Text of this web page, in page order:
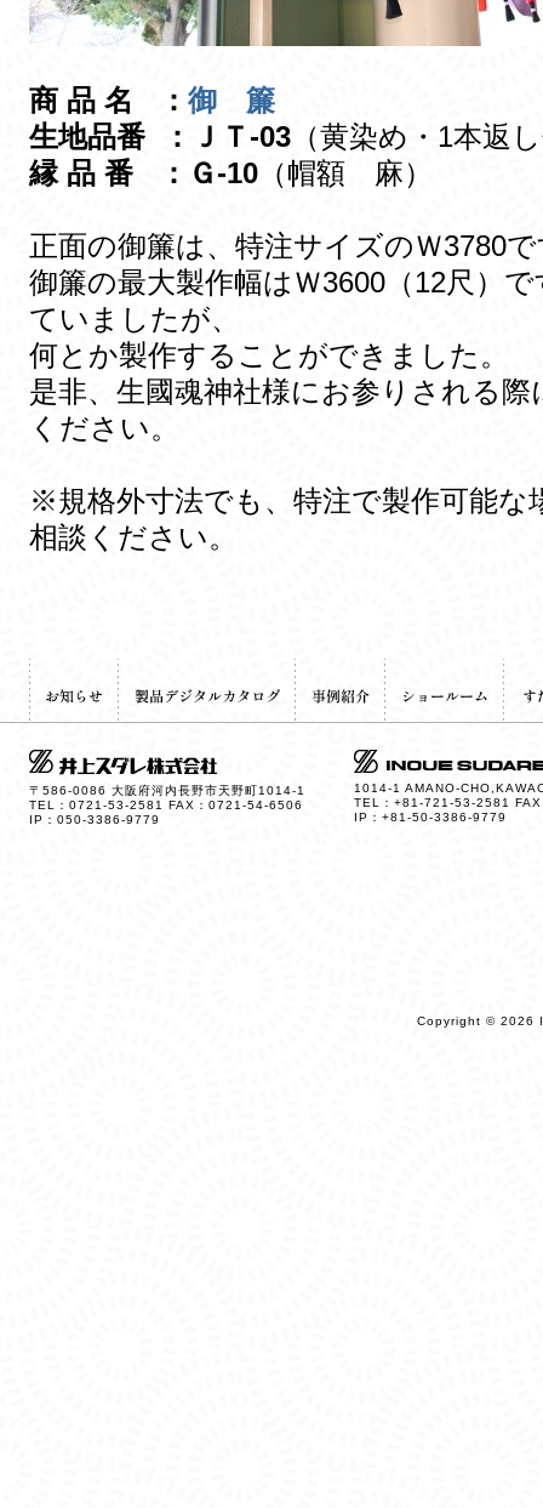
商 品 名 ： 御 簾
生地品番 ：ＪＴ-03 （黄染め・1本返
縁 品 番 ：Ｇ-10 （帽額 麻）
正面の御簾は、特注サイズのＷ3780
御簾の最大製作幅はＷ3600（12尺）
ていましたが、
何とか製作することができました。
是非、生國魂神社様にお参りされる
ください。
※規格外寸法でも、特注で製作可能
相談ください。
〒586-0086 大阪府河内長野市天野町1014-1
TEL：0721-53-2581 FAX：0721-54-6506
IP：050-3386-9779
1014-1 AMANO-
TEL：+81-721-53-2581
IP：+81-50-3386-9779
Copyright © 2026